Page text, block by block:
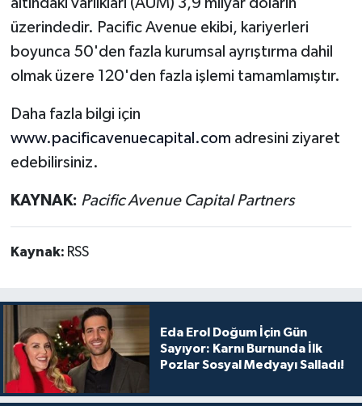
altındaki varlıkları (AUM) 3,9 milyar doların
üzerindedir. Pacific Avenue ekibi, kariyerleri
boyunca 50'den fazla kurumsal ayrıştırma dahil
olmak üzere 120'den fazla işlemi tamamlamıştır.
Daha fazla bilgi için
www.pacificavenuecapital.com adresini ziyaret
edebilirsiniz.
KAYNAK: Pacific Avenue Capital Partners
Kaynak: RSS
Eda Erol Doğum İçin Gün
Sayıyor: Karnı Burnunda İlk
Pozlar Sosyal Medyayı Salladı!